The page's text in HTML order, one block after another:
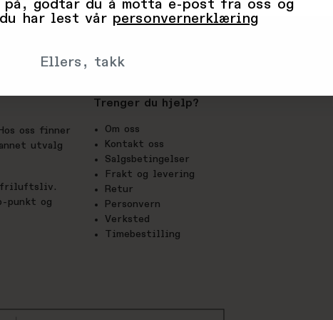
oss finner
utvalg
friluftsliv.
punkt og
Trenger du hjelp?
Om oss
Kontakt oss
Salgsbetingelser
Frakt og levering
Retur
Personvern
Verksted
Timebestilling
på, godtar du å motta e-post fra oss og
har lest vår personvernerklæring
Ellers, takk